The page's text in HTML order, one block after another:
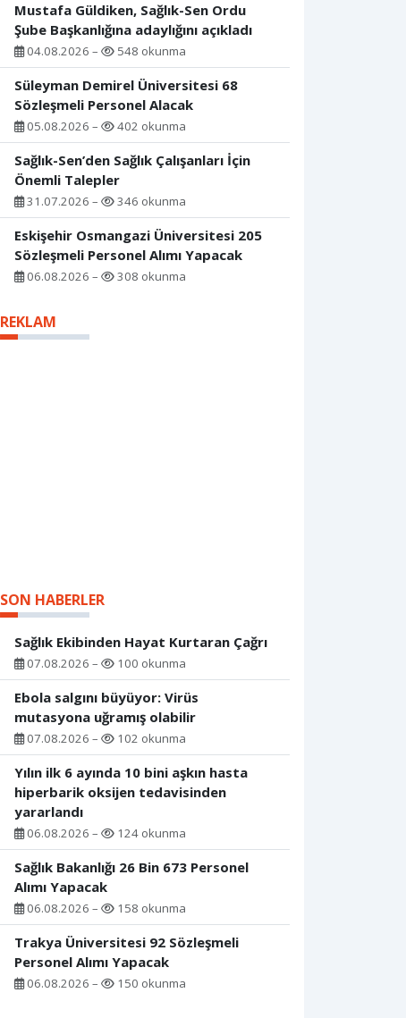
Mustafa Güldiken, Sağlık-Sen Ordu
Şube Başkanlığına adaylığını açıkladı
04.08.2026 – 548 okunma
Süleyman Demirel Üniversitesi 68
Sözleşmeli Personel Alacak
05.08.2026 – 402 okunma
Sağlık-Sen’den Sağlık Çalışanları İçin
Önemli Talepler
31.07.2026 – 346 okunma
Eskişehir Osmangazi Üniversitesi 205
Sözleşmeli Personel Alımı Yapacak
06.08.2026 – 308 okunma
REKLAM
SON HABERLER
Sağlık Ekibinden Hayat Kurtaran Çağrı
07.08.2026 – 100 okunma
Ebola salgını büyüyor: Virüs
mutasyona uğramış olabilir
07.08.2026 – 102 okunma
Yılın ilk 6 ayında 10 bini aşkın hasta
hiperbarik oksijen tedavisinden
yararlandı
06.08.2026 – 124 okunma
Sağlık Bakanlığı 26 Bin 673 Personel
Alımı Yapacak
06.08.2026 – 158 okunma
Trakya Üniversitesi 92 Sözleşmeli
Personel Alımı Yapacak
06.08.2026 – 150 okunma